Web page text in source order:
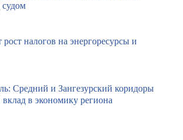
судом
налогов на энергоресурсы и
Средний и Зангезурский коридоры
в экономику региона